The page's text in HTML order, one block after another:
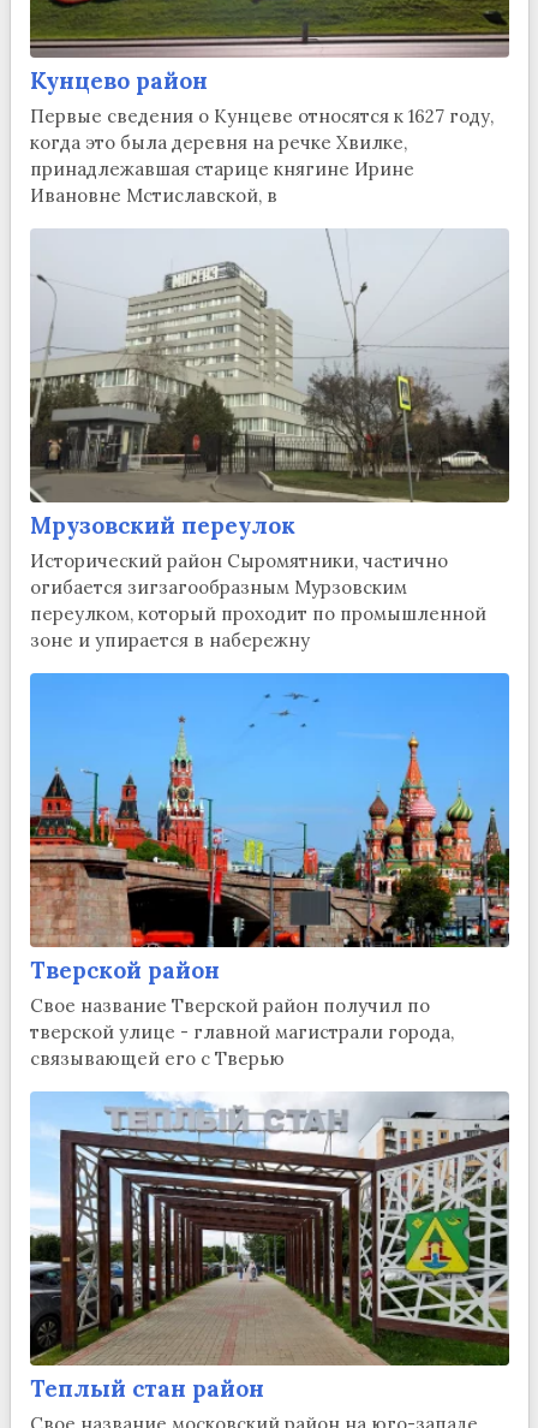
Кунцево район
Первые сведения о Кунцеве относятся к 1627 году,
когда это была деревня на речке Хвилке,
принадлежавшая старице княгине Ирине
Ивановне Мстиславской, в
Мрузовский переулок
Исторический район Сыромятники, частично
огибается зигзагообразным Мурзовским
переулком, который проходит по промышленной
зоне и упирается в набережну
Тверской район
Свое название Тверской район получил по
тверской улице - главной магистрали города,
связывающей его с Тверью
Теплый стан район